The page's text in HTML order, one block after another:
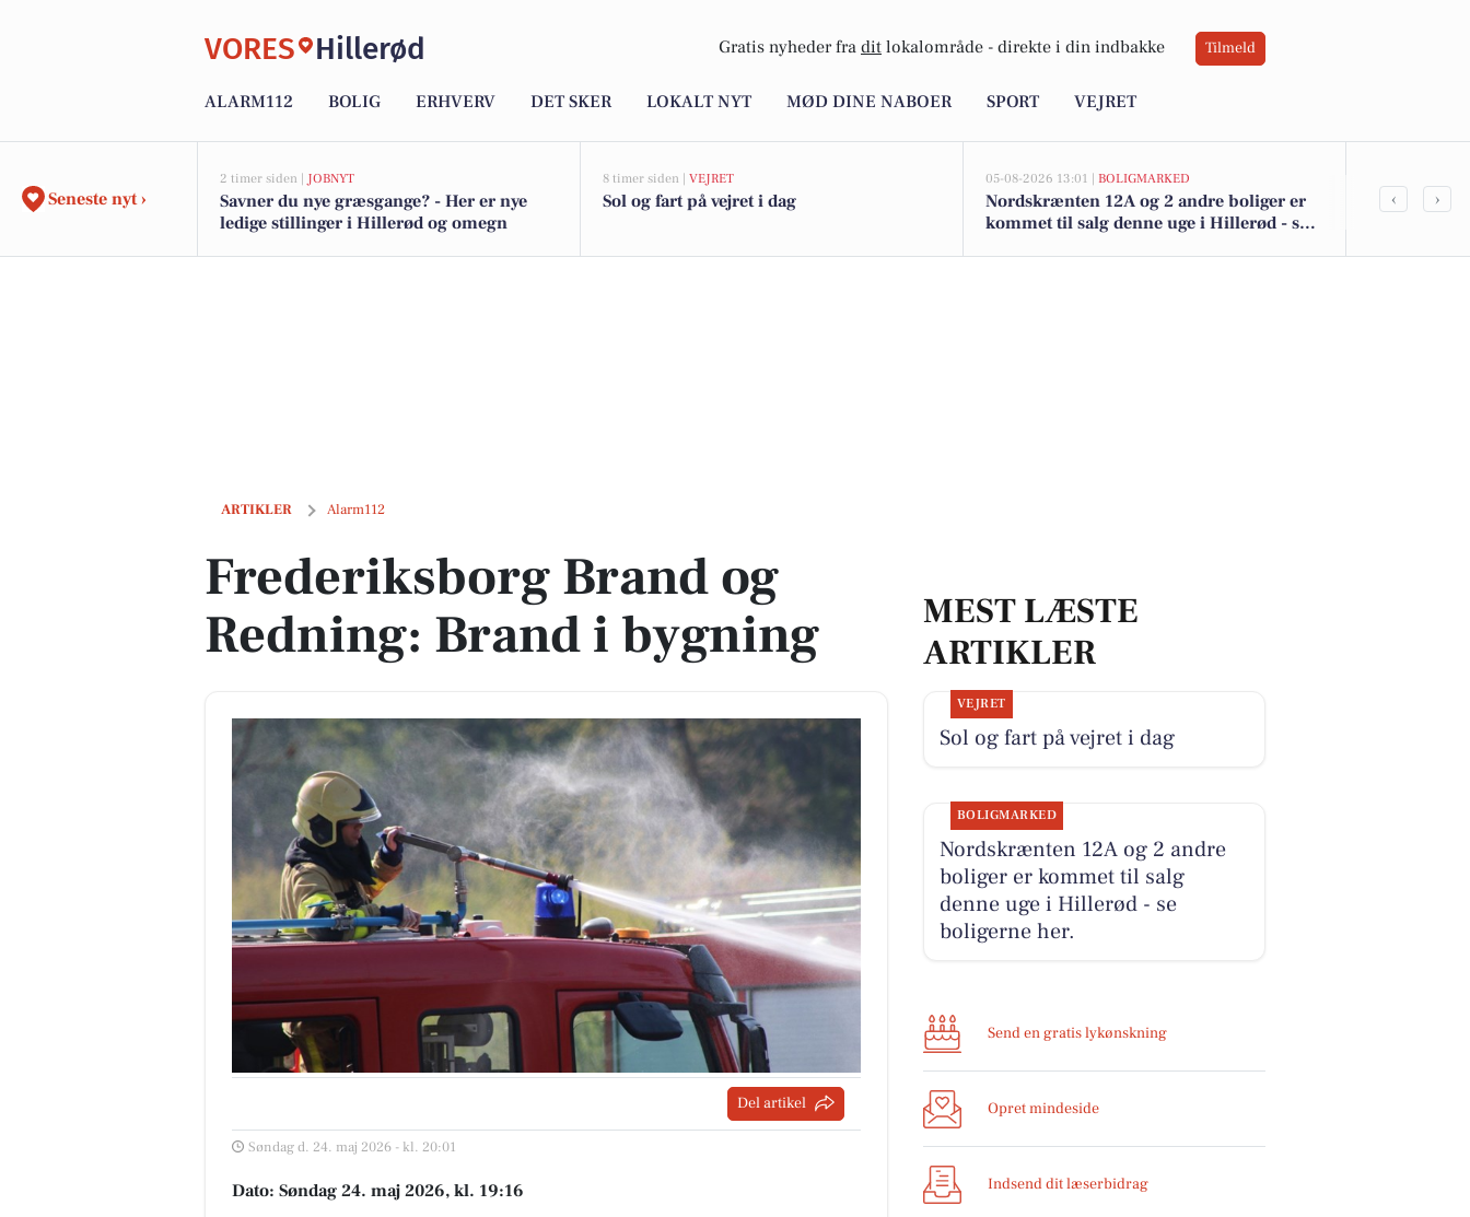
VORES Hillerød Gratis nyheder fra dit lokalområde - direkte i din indbakke Tilmeld
ALARM112 BOLIG ERHVERV DET SKER LOKALT NYT MØD DINE NABOER SPORT VEJRET
Seneste nyt ›
2 timer siden | JOBNYT
Savner du nye græsgange? - Her er nye
ledige stillinger i Hillerød og omegn
8 timer siden | VEJRET
Sol og fart på vejret i dag
05-08-2026 13:01 | BOLIGMARKED
Nordskrænten 12A og 2 andre boliger er
kommet til salg denne uge i Hillerød - se
Top 6 over
‹ ›
ARTIKLER Alarm112
Frederiksborg Brand og Redning: Brand i bygning
Frederiksborg Brand og
Redning: Brand i bygning
Del artikel
Søndag d. 24. maj 2026 - kl. 20:01
Dato: Søndag 24. maj 2026, kl. 19:16
MEST LÆSTE
ARTIKLER
VEJRET
Sol og fart på vejret i dag
BOLIGMARKED
Nordskrænten 12A og 2 andre
boliger er kommet til salg
denne uge i Hillerød - se
boligerne her.
Send en gratis lykønskning
Opret mindeside
Indsend dit læserbidrag